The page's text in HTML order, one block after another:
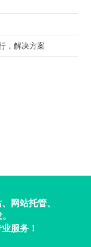
，解决方案
网站托管、
服务！